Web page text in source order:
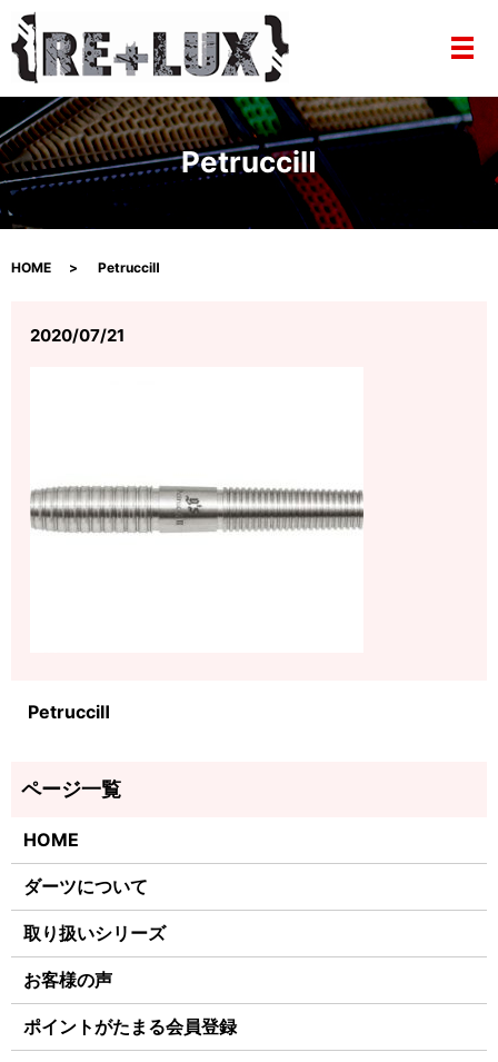
メ
PetrucciⅡ
HOME PetrucciⅡ
2020/07/21
PetrucciⅡ
HOME
ダーツについて
取り扱いシリーズ
お客様の声
ポイントがたまる会員登録